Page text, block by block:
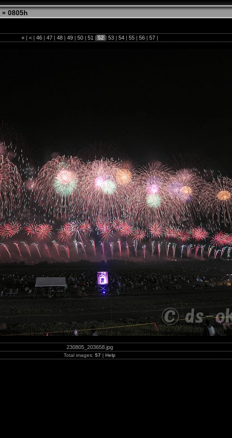
» 0805h
« | < | 46 | 47 | 48 | 49 | 50 | 51 | 52 | 53 | 54 | 55 | 56 | 57 |
230805_203658.jpg
Total images: 57 | Help